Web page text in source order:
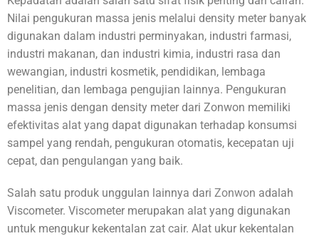
Nilai pengukuran massa jenis melalui density meter banyak
digunakan dalam industri perminyakan, industri farmasi,
industri makanan, dan industri kimia, industri rasa dan
wewangian, industri kosmetik, pendidikan, lembaga
penelitian, dan lembaga pengujian lainnya. Pengukuran
massa jenis dengan density meter dari Zonwon memiliki
efektivitas alat yang dapat digunakan terhadap konsumsi
sampel yang rendah, pengukuran otomatis, kecepatan uji
cepat, dan pengulangan yang baik.
Salah satu produk unggulan lainnya dari Zonwon adalah
Viscometer. Viscometer merupakan alat yang digunakan
untuk mengukur kekentalan zat cair. Alat ukur kekentalan